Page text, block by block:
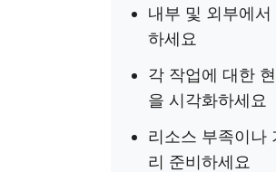
내부 및 외부에
하세요
각 작업에 대한
을 시각화하세요
리소스 부족이나
리 준비하세요